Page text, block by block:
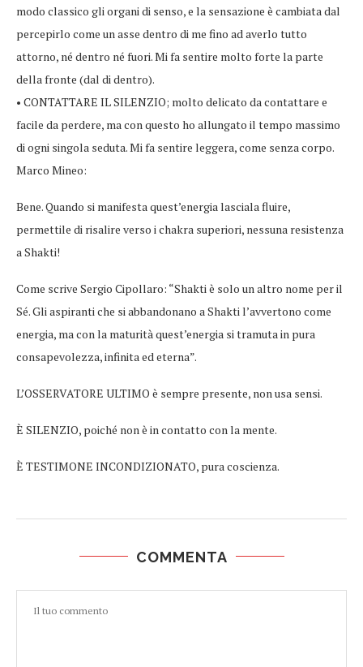
modo classico gli organi di senso, e la sensazione è cambiata dal
percepirlo come un asse dentro di me fino ad averlo tutto
attorno, né dentro né fuori. Mi fa sentire molto forte la parte
della fronte (dal di dentro).
• CONTATTARE IL SILENZIO; molto delicato da contattare e
facile da perdere, ma con questo ho allungato il tempo massimo
di ogni singola seduta. Mi fa sentire leggera, come senza corpo.
Marco Mineo:
Bene. Quando si manifesta quest’energia lasciala fluire,
permettile di risalire verso i chakra superiori, nessuna resistenza
a Shakti!
Come scrive Sergio Cipollaro: “Shakti è solo un altro nome per il
Sé. Gli aspiranti che si abbandonano a Shakti l’avvertono come
energia, ma con la maturità quest’energia si tramuta in pura
consapevolezza, infinita ed eterna”.
L’OSSERVATORE ULTIMO è sempre presente, non usa sensi.
È SILENZIO, poiché non è in contatto con la mente.
È TESTIMONE INCONDIZIONATO, pura coscienza.
COMMENTA